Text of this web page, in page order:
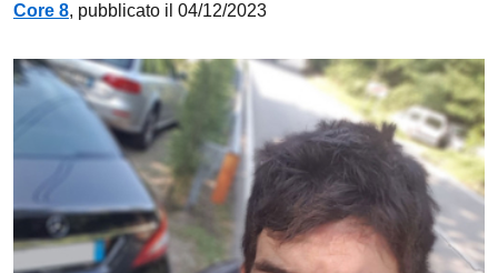
Core 8, pubblicato il 04/12/2023